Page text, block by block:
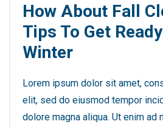
How About Fall
Tips To Get
Winter
Lorem ipsum dolor sit amet,
elit, sed do eiusmod tempor
dolore magna aliqua. Ut enim ad